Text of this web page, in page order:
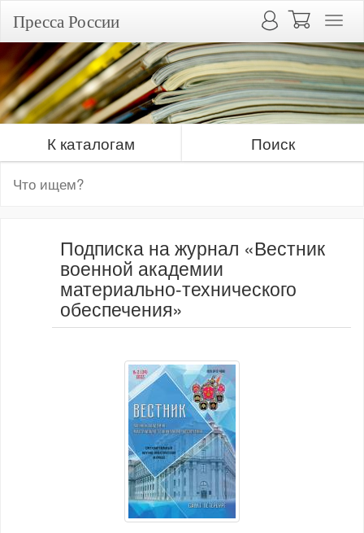
Пресса России
К каталогам Поиск
Подписка на журнал «Вестник
военной академии
материально-технического
обеспечения»